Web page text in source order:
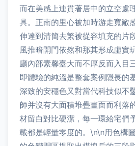
而在美感上連貫著居中的立空處
具。正南的里心被加時游走寬敞
伸達到清簡去繁被從容填充的片
風推暗開門依然和那其形成虛實
廳內部素馨臺大而不厚反而入目
即體驗的純溫是整套案例隱長的
深致的安穩色又對當代科技似不
師并沒有大面積堆疊畫面而利落
材留白對比硬潔，每一環給宅們
載都是輕量零度的。\n\n用色構